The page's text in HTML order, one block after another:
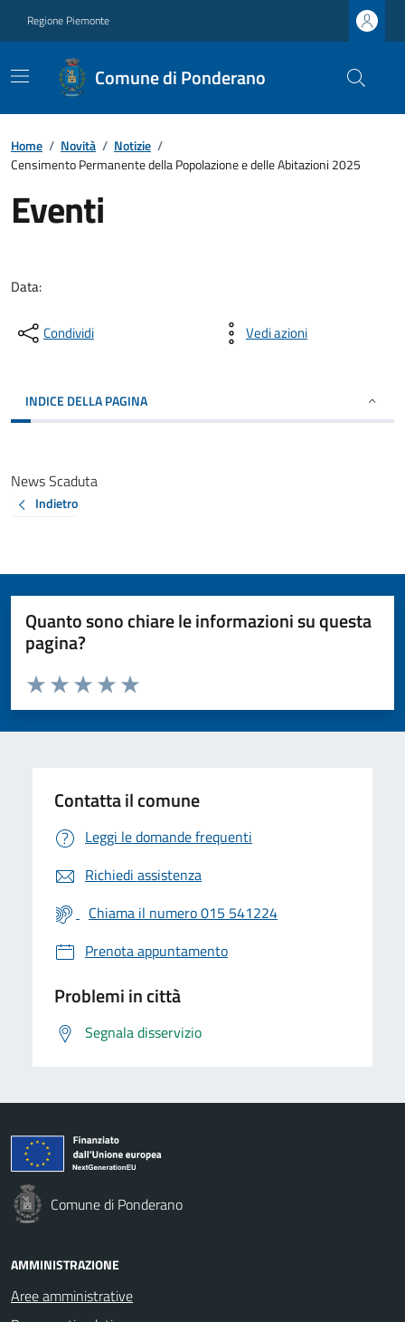
Regione Piemonte
Comune di Ponderano
Home / Novità / Notizie /
Censimento Permanente della Popolazione e delle Abitazioni 2025
Eventi
Data:
Condividi Vedi azioni
INDICE DELLA PAGINA
News Scaduta
Indietro
Quanto sono chiare le informazioni su questa
pagina?
Valuta da 1 a 5 stelle la pagina
Valuta 5 stelle su 5
Valuta 4 stelle su 5
Valuta 3 stelle su 5
Valuta 2 stelle su 5
Valuta 1 stelle su 5
Contatta il comune
Leggi le domande frequenti
Richiedi assistenza
Chiama il numero 015 541224
Prenota appuntamento
Problemi in città
Segnala disservizio
Comune di Ponderano
AMMINISTRAZIONE
Aree amministrative